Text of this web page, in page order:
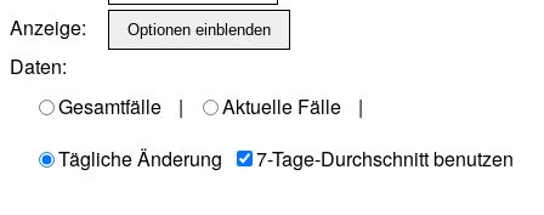
Anzeige:
Daten:
Gesamtfälle
| Aktuelle Fälle
|
Tägliche Änderung
7-Tage-Durchschnitt benutzen